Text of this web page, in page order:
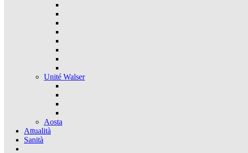
Unité Walser
Aosta
Attualità
Sanità